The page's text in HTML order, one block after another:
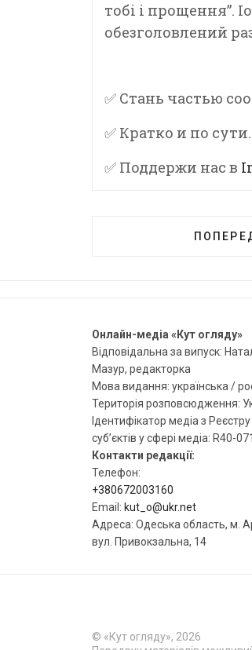
тобі і прощення”.
обезголовлений
✅ Стань частью
✅ Кратко и по
✅ Поддержи нас в
Онлайн-медіа «Кут огляду»
Відповідальна за випуск:
Мазур, редакторка
Мова видання: українська /
Територія розповсюдження:
Ідентифікатор медіа з Реєстру
суб’єктів у сфері медіа: R40-
Контакти редакції:
Телефон:
+380672003160
Email: kut_o@ukr.net
Адреса: Одеська область, м.
вул. Привокзальна, 14
© «Кут огляду», 2026